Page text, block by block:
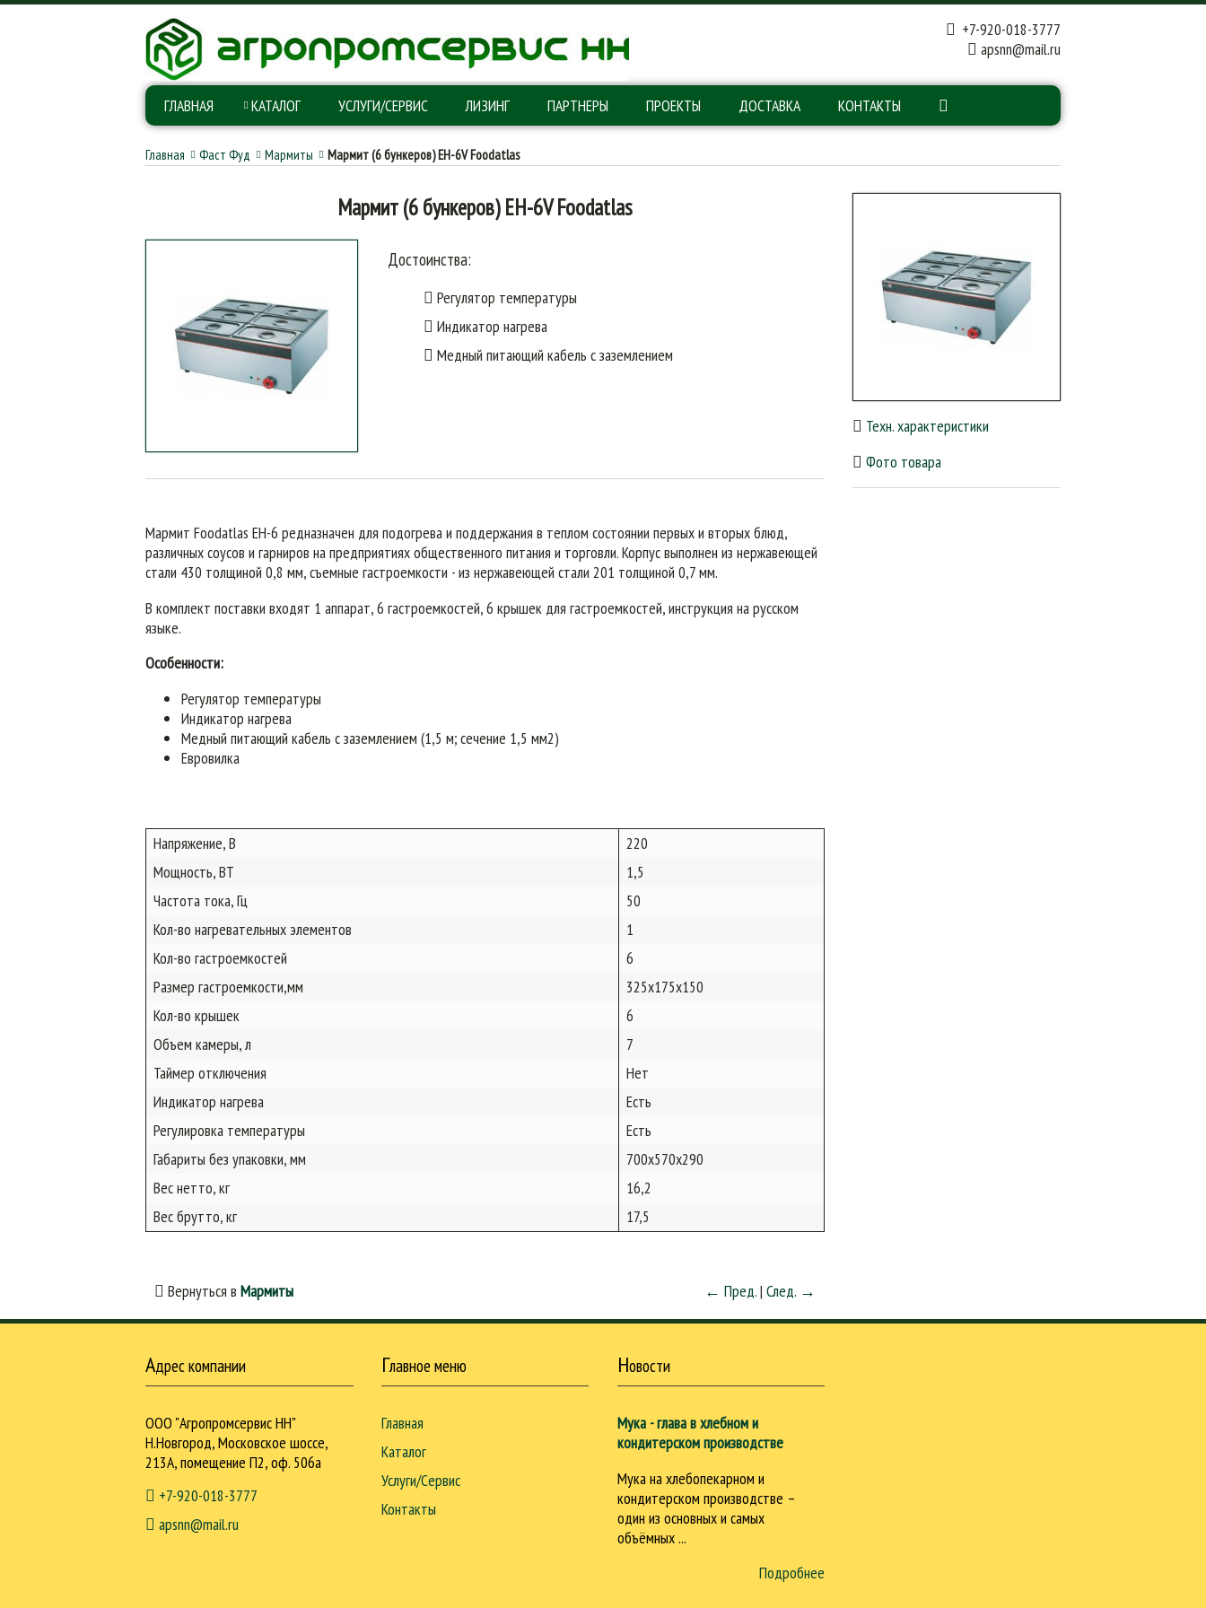
+7-920-018-3777
apsnn@mail.ru
ГЛАВНАЯ КАТАЛОГ УСЛУГИ/СЕРВИС ЛИЗИНГ ПАРТНЕРЫ ПРОЕКТЫ ДОСТАВКА КОНТАКТЫ
Главная Фаст Фуд Мармиты Мармит (6 бункеров) EH-6V Foodatlas
Мармит (6 бункеров) EH-6V Foodatlas
Достоинства:
Регулятор температуры
Индикатор нагрева
Медный питающий кабель с заземлением
Мармит Foodatlas EH-6 редназначен для подогрева и поддержания в теплом состоянии первых и вторых блюд,
различных соусов и гарниров на предприятиях общественного питания и торговли. Корпус выполнен из нержавеющей
стали 430 толщиной 0,8 мм, съемные гастроемкости - из нержавеющей стали 201 толщиной 0,7 мм.
В комплект поставки входят 1 аппарат, 6 гастроемкостей, 6 крышек для гастроемкостей, инструкция на русском
языке.
Особенности:
Регулятор температуры
Индикатор нагрева
Медный питающий кабель с заземлением (1,5 м; сечение 1,5 мм2)
Евровилка
Напряжение, В
220
Мощность, ВТ
1,5
Частота тока, Гц
50
Кол-во нагревательных элементов
1
Кол-во гастроемкостей
6
Размер гастроемкости,мм
325х175х150
Кол-во крышек
6
Объем камеры, л
7
Таймер отключения
Нет
Индикатор нагрева
Есть
Регулировка температуры
Есть
Габариты без упаковки, мм
700х570х290
Вес нетто, кг
16,2
Вес брутто, кг
17,5
Вернуться в Мармиты ← Пред.|След. →
Техн. характеристики
Фото товара
Адрес компании
ООО "Агропромсервис НН"
Н.Новгород, Московское шоссе,
213А, помещение П2, оф. 506а
+7-920-018-3777
apsnn@mail.ru
Главное меню
Главная
Каталог
Услуги/Сервис
Контакты
Новости
Мука - глава в хлебном и
кондитерском производстве
Мука на хлебопекарном и
кондитерском производстве –
один из основных и самых
объёмных ...
Подробнее